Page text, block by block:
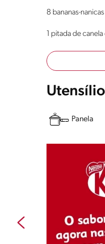
8 bananas-
1 pitada de
Panela